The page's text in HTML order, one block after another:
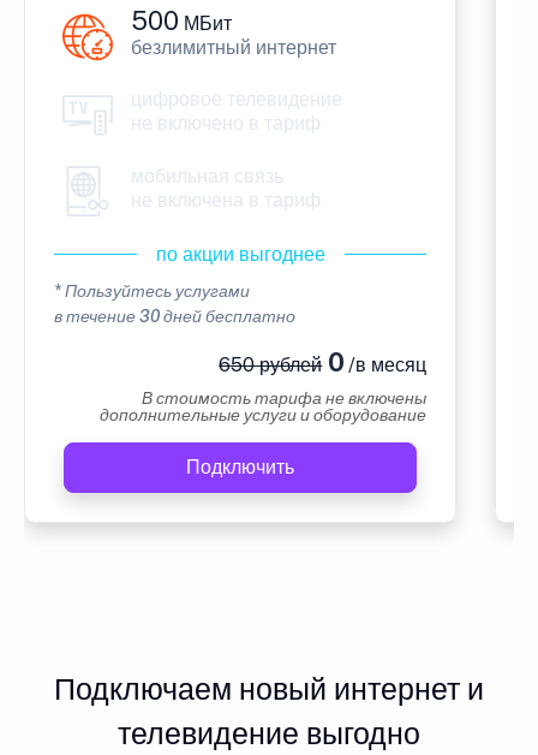
500 МБит
безлимитный интернет
цифровое телевидение
не включено в тариф
мобильная связь
не включена в тариф
по акции выгоднее
* Пользуйтесь услугами
в течение 30 дней бесплатно
650 рублей0 /в месяц
В стоимость тарифа не включены
дополнительные услуги и оборудование
Подключить
Подключаем новый интернет и
телевидение выгодно